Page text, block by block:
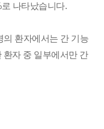
나타났습니다.
의 환자에서는 간 기능
환자 중 일부에서만 간